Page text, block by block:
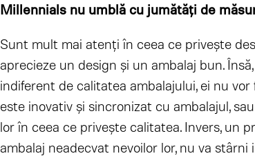
Millennials nu umblă cu jumătăţi de
Sunt mult mai atenți în ceea ce privește
aprecieze un design și un ambalaj bun.
indiferent de calitatea ambalajului, ei nu
este inovativ și sincronizat cu ambalajul,
lor în ceea ce privește calitatea. Invers, un
ambalaj neadecvat nevoilor lor, nu va stârni